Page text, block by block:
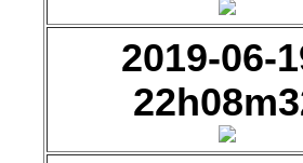
2019-06-